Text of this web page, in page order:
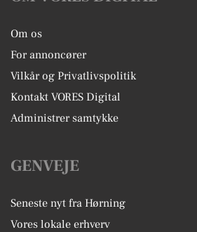
Om os
For annoncører
Vilkår og Privatlivspolitik
Kontakt VORES Digital
Administrer samtykke
GENVEJE
Seneste nyt fra Hørning
Vores lokale erhverv